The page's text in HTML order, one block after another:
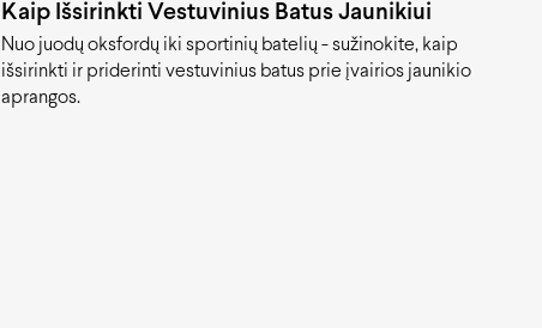
Kaip Išsirinkti Vestuvinius Batus Jaunikiui
Nuo juodų oksfordų iki sportinių batelių - sužinokite, kaip
išsirinkti ir priderinti vestuvinius batus prie įvairios jaunikio
aprangos.